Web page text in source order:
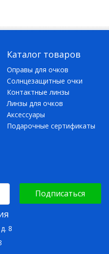
Каталог товаров
Оправы для очков
Солнцезащитные очки
Контактные линзы
Линзы для очков
Аксессуары
Подарочные сертификаты
Подписаться
8